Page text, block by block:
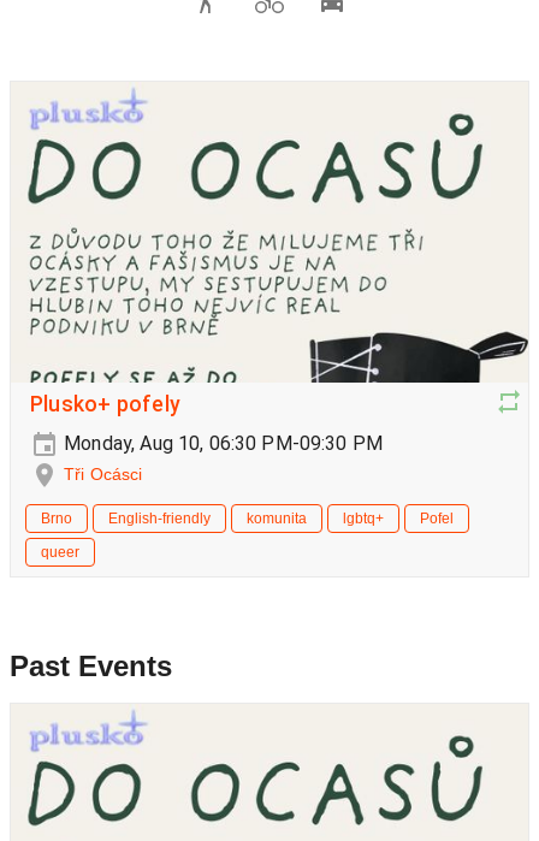
Plusko+ pofely
Monday, Aug 10, 06:30 PM-09:30 PM
Tři Ocásci
Brno English-friendly komunita lgbtq+
Pofel
queer
Past Events